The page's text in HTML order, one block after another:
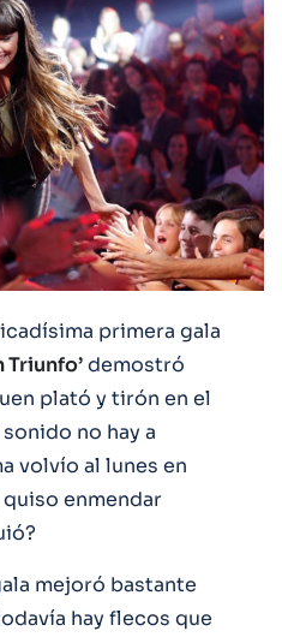
primera gala
Triunfo’demostró
plató y tirón en el
no hay a
volvío al lunes en
quiso enmendar
mejoró bastante
hay flecos que